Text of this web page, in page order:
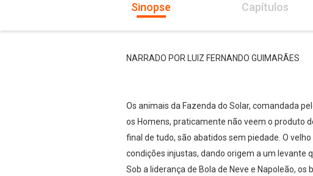
Sinopse Capítulos
NARRADO POR LUIZ FERNANDO GUIMARÃES
Os animais da Fazenda do Solar, comandada
os Homens, praticamente não veem o produto
final de tudo, são abatidos sem piedade. O
condições injustas, dando origem a um levante
Sob a liderança de Bola de Neve e Napoleão,